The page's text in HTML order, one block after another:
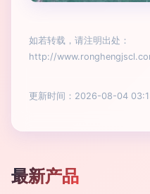
如若转载，请注明出处：
http://
更新时间：2026-08-04
最新产品